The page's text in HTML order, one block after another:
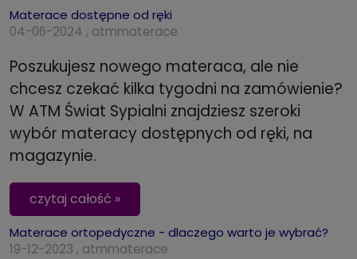
Materace dostępne od ręki
04-06-2024 , atmmaterace
Poszukujesz nowego materaca, ale nie
chcesz czekać kilka tygodni na zamówienie?
W ATM Świat Sypialni znajdziesz szeroki
wybór materacy dostępnych od ręki, na
magazynie.
czytaj całość »
Materace ortopedyczne - dlaczego warto je wybrać?
19-12-2023 , atmmaterace